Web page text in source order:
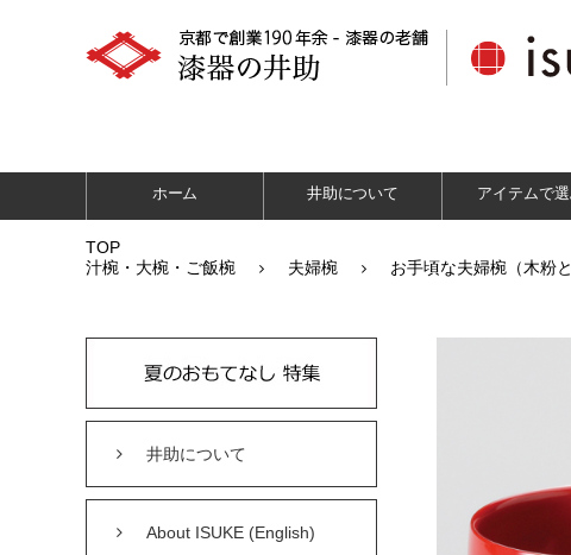
ホーム 井助について アイテムで
TOP
汁椀・大椀・ご飯椀
夫婦椀 お手頃な夫婦椀（木粉
井助について
About ISUKE (English)